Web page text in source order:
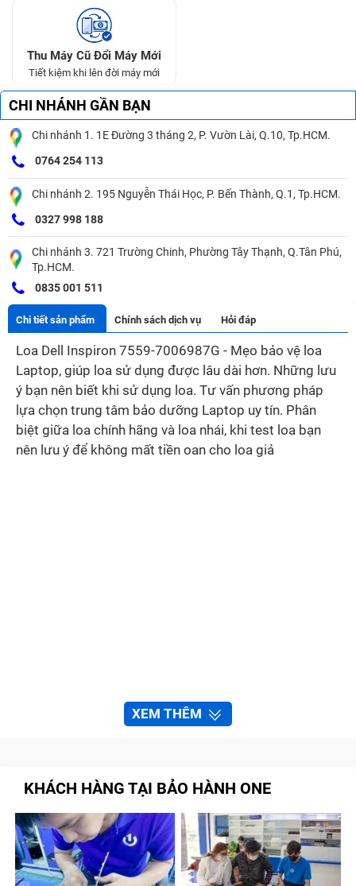
Thu Máy Cũ Đổi Máy Mới
Tiết kiệm khi lên đời máy mới
CHI NHÁNH GẦN BẠN
Chi nhánh 1. 1E Đường 3 tháng 2, P. Vườn Lài, Q.10, Tp.HCM.
0764 254 113
Chi nhánh 2. 195 Nguyễn Thái Học, P. Bến Thành, Q.1, Tp.HCM.
0327 998 188
Chi nhánh 3. 721 Trường Chinh, Phường Tây Thạnh, Q.Tân Phú,
Tp.HCM.
0835 001 511
Chi tiết sản phẩm Chính sách dịch vụ Hỏi đáp
Loa Dell Inspiron 7559-7006987G - Mẹo bảo vệ loa
Laptop, giúp loa sử dụng được lâu dài hơn. Những lưu
ý bạn nên biết khi sử dụng loa. Tư vấn phương pháp
lựa chọn trung tâm bảo dưỡng Laptop uy tín. Phân
biệt giữa loa chính hãng và loa nhái, khi test loa bạn
nên lưu ý để không mất tiền oan cho loa giả
XEM THÊM
KHÁCH HÀNG TẠI BẢO HÀNH ONE